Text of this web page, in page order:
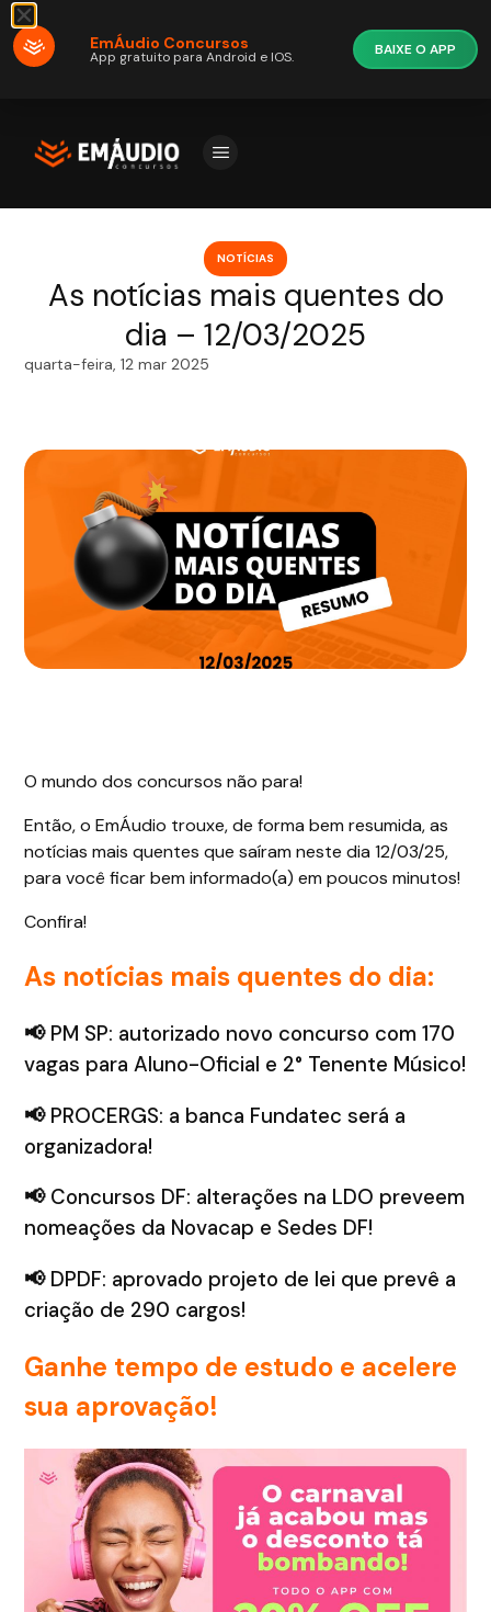
NOTÍCIAS
As notícias mais quentes do
dia – 12/03/2025
quarta-feira, 12 mar 2025
O mundo dos concursos não para!
Então, o EmÁudio trouxe, de forma bem resumida, as
notícias mais quentes que saíram neste dia 12/03/25,
para você ficar bem informado(a) em poucos minutos!
Confira!
As notícias mais quentes do dia:
📢PM SP: autorizado novo concurso com 170
vagas para Aluno-Oficial e 2° Tenente Músico!
📢PROCERGS: a banca Fundatec será a
organizadora!
📢Concursos DF: alterações na LDO preveem
nomeações da Novacap e Sedes DF!
📢DPDF: aprovado projeto de lei que prevê a
criação de 290 cargos!
Ganhe tempo de estudo e acelere
sua aprovação!
EmÁudio Concursos
App gratuito para Android e IOS. BAIXE O APP